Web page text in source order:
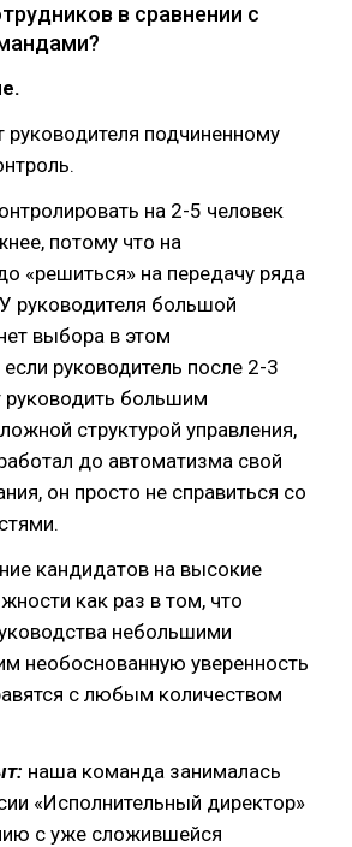
в сравнении с
руководителя подчиненному
на 2-5 человек
потому что на
«решиться» на передачу ряда
руководителя большой
выбора в этом
руководитель после 2-3
руководить большим
структурой управления,
до автоматизма свой
он просто не справиться со
кандидатов на высокие
как раз в том, что
небольшими
необоснованную уверенность
с любым количеством
наша команда занималась
«Исполнительный директор»
с уже сложившейся